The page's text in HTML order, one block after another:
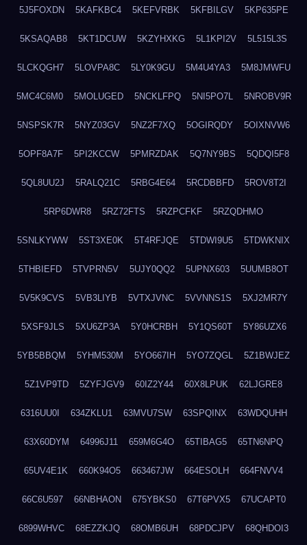
5J5FOXDN 5KAFKBC4 5KEFVRBK 5KFBILGV 5KP635PE
5KSAQAB8 5KT1DCUW 5KZYHXKG 5L1KPI2V 5L515L3S
5LCKQGH7 5LOVPA8C 5LY0K9GU 5M4U4YA3 5M8JMWFU
5MC4C6M0 5MOLUGED 5NCKLFPQ 5NI5PO7L 5NROBV9R
5NSPSK7R 5NYZ03GV 5NZ2F7XQ 5OGIRQDY 5OIXNVW6
5OPF8A7F 5PI2KCCW 5PMRZDAK 5Q7NY9BS 5QDQI5F8
5QL8UU2J 5RALQ21C 5RBG4E64 5RCDBBFD 5ROV8T2I
5RP6DWR8 5RZ72FTS 5RZPCFKF 5RZQDHMO
5SNLKYWW 5ST3XE0K 5T4RFJQE 5TDWI9U5 5TDWKNIX
5THBIEFD 5TVPRN5V 5UJY0QQ2 5UPNX603 5UUMB8OT
5V5K9CVS 5VB3LIYB 5VTXJVNC 5VVNNS1S 5XJ2MR7Y
5XSF9JLS 5XU6ZP3A 5Y0HCRBH 5Y1QS60T 5Y86UZX6
5YB5BBQM 5YHM530M 5YO667IH 5YO7ZQGL 5Z1BWJEZ
5Z1VP9TD 5ZYFJGV9 60IZ2Y44 60X8LPUK 62LJGRE8
6316UU0I 634ZKLU1 63MVU7SW 63SPQINX 63WDQUHH
63X60DYM 64996J11 659M6G4O 65TIBAG5 65TN6NPQ
65UV4E1K 660K94O5 663467JW 664ESOLH 664FNVV4
66C6U597 66NBHAON 675YBKS0 67T6PVX5 67UCAPT0
6899WHVC 68EZZKJQ 68OMB6UH 68PDCJPV 68QHDOI3